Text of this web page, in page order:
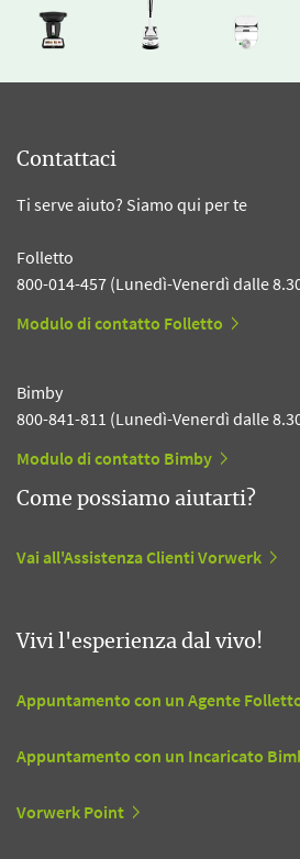
Contattaci
Ti serve aiuto? Siamo qui per te
Folletto
800-014-457 (Lunedì-Venerdì dalle
Modulo di contatto Folletto
Bimby
800-841-811 (Lunedì-Venerdì dalle
Modulo di contatto Bimby
Come possiamo aiutarti?
Vai all'Assistenza Clienti Vorwerk
Vivi l'esperienza dal vivo!
Appuntamento con un Agente
Appuntamento con un Incaricato
Vorwerk Point